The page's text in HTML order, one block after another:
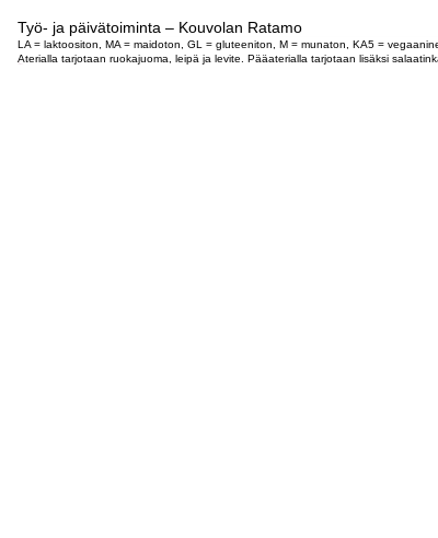
Työ- ja päivätoiminta – Kouvolan Ratamo
LA = laktoositon, MA = maidoton, GL = gluteeniton, M = munaton, KA5 =
Aterialla tarjotaan ruokajuoma, leipä ja levite. Pääaterialla tarjotaan lisäksi